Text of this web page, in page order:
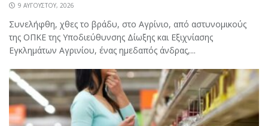
9 ΑΥΓΟΎΣΤΟΥ, 2026
Συνελήφθη, χθες το βράδυ, στο Αγρίνιο, από αστυνομικούς
της ΟΠΚΕ της Υποδιεύθυνσης Δίωξης και Εξιχνίασης
Εγκλημάτων Αγρινίου, ένας ημεδαπός άνδρας,...